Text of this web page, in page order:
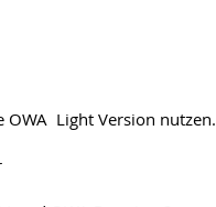
OWA Light Version nutzen.